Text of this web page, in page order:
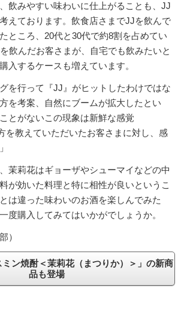
飲みやすい味わいに仕上がることも、JJ
えております。飲食店さまでJJを飲んで
ところ、20代と30代で約8割を占めてい
飲んだお客さまが、自宅でも飲みたいと
入するケースも増えています。
を行って『JJ』がヒットしたわけではな
を考案、自然にブームが拡大したとい
とがないこの現象は新鮮な感覚
を教えていただいたお客さまに対し、感
茉莉花はギョーザやシューマイなどの中
が効いた料理と特に相性が良いというこ
は違った味わいのお酒を楽しんでみた
度購入してみてはいかがでしょうか。
）
ミン焼酎＜茉莉花（まつりか）＞」の新商
品も登場